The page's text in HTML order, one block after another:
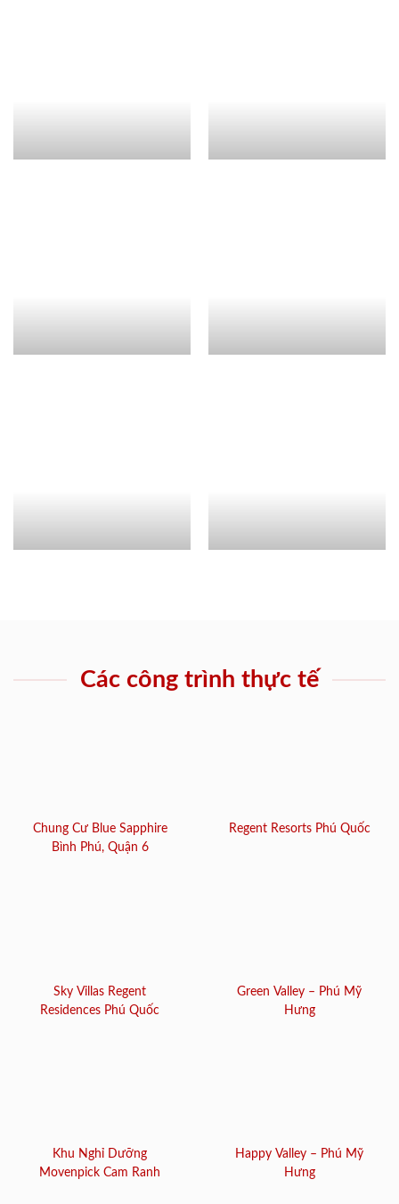
Các công trình thực tế
Chung Cư Blue Sapphire
Bình Phú, Quận 6
Regent Resorts Phú Quốc
Sky Villas Regent
Residences Phú Quốc
Green Valley – Phú Mỹ
Hưng
Khu Nghỉ Dưỡng
Movenpick Cam Ranh
Happy Valley – Phú Mỹ
Hưng